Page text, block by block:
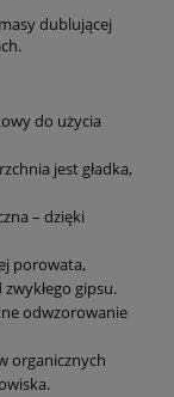
dublującej
do użycia
jest gładka,
– dzięki
porowata,
gipsu.
odwzorowanie
organicznych